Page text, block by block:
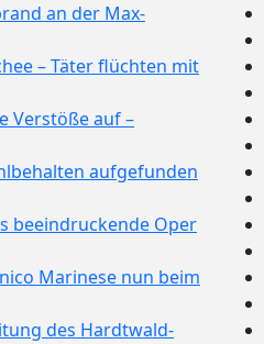
an der Max-
– Täter flüchten mit
Verstöße auf –
aufgefunden
beeindruckende Oper
Marinese nun beim
des Hardtwald-